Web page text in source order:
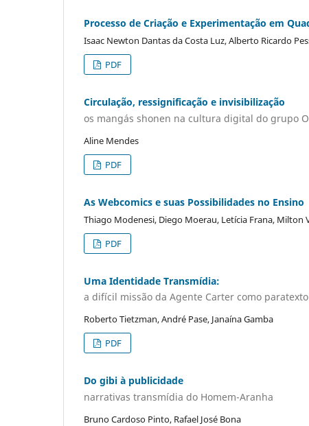
Processo de Criação e Experimentação em
Isaac Newton Dantas da Costa Luz, Alberto Ricardo
PDF
Circulação, ressignificação e invisibilização
os mangás shonen na cultura digital do grupo
Aline Mendes
PDF
As Webcomics e suas Possibilidades no Ensino
Thiago Modenesi, Diego Moerau, Letícia Frana, Milton
PDF
Uma Identidade Transmídia:
a difícil missão da Agente Carter como
Roberto Tietzman, André Pase, Janaína Gamba
PDF
Do gibi à publicidade
narrativas transmídia do Homem-Aranha
Bruno Cardoso Pinto, Rafael José Bona